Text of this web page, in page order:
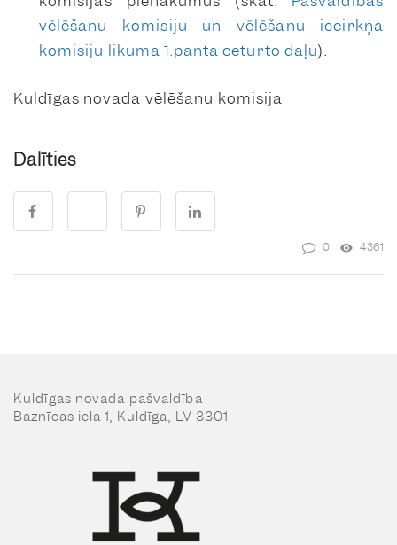
vēlēšanu komisiju un vēlēšanu iecirkņa
komisiju likuma 1.panta ceturto daļu).
Kuldīgas novada vēlēšanu komisija
Dalīties
0 4361
Kuldīgas novada pašvaldība
Baznīcas iela 1, Kuldīga, LV 3301